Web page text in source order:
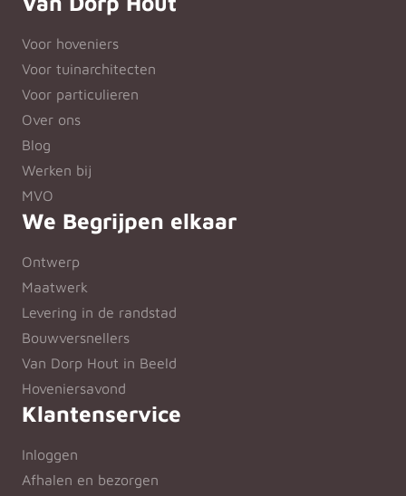
Voor hoveniers
Voor tuinarchitecten
Voor particulieren
Over ons
Blog
Werken bij
MVO
We Begrijpen elkaar
Ontwerp
Maatwerk
Levering in de randstad
Bouwversnellers
Van Dorp Hout in Beeld
Hoveniersavond
Klantenservice
Inloggen
Afhalen en bezorgen